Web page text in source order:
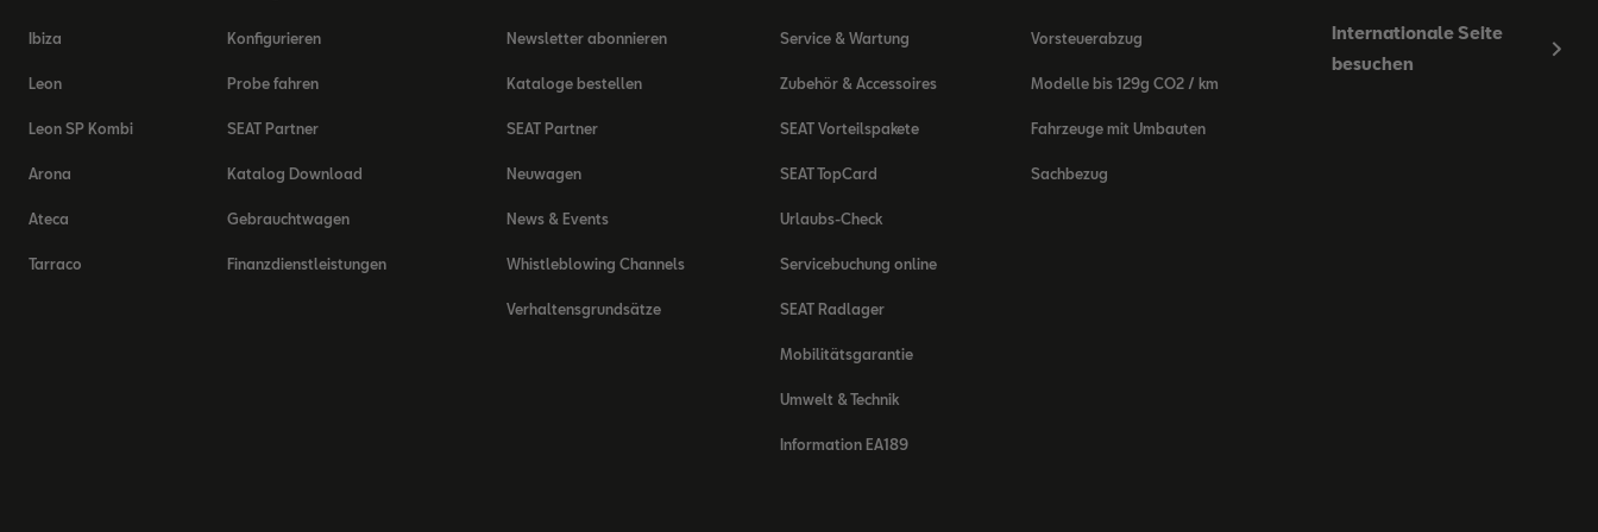
Ibiza
Leon
Leon SP Kombi
Arona
Ateca
Tarraco
Konfigurieren
Probe fahren
SEAT Partner
Katalog Download
Gebrauchtwagen
Finanzdienstleistungen
Newsletter abonnieren
Kataloge bestellen
SEAT Partner
Neuwagen
News & Events
Whistleblowing Channels
Verhaltensgrundsätze
Service & Wartung
Zubehör & Accessoires
SEAT Vorteilspakete
SEAT TopCard
Urlaubs-Check
Servicebuchung online
SEAT Radlager
Mobilitätsgarantie
Umwelt & Technik
Information EA189
Vorsteuerabzug
Modelle bis 129g CO2 / km
Fahrzeuge mit Umbauten
Sachbezug
Internationale Seite
besuchen